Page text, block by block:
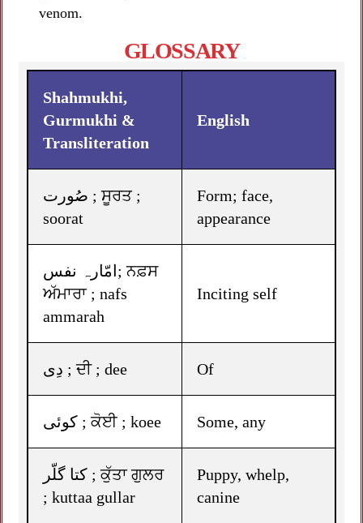
venom.
GLOSSARY
Shahmukhi,
Gurmukhi &
Transliteration
English
صُورت ; ਸੂਰਤ ;
soorat
Form; face,
appearance
امّارہ نفس; ਨਫ਼ਸ
ਅੱਮਾਰਾ ; nafs
ammarah
Inciting self
دِی ; ਦੀ ; dee Of
کوئی ; ਕੋਈ ; koee Some, any
کتا گلّر ; ਕੁੱਤਾ ਗੁਲਰ
; kuttaa gullar
Puppy, whelp,
canine